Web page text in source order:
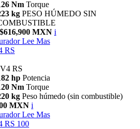
Nm Torque
kg PESO HÚMEDO SIN
MXN i
Lee Mas
RS
RS
hp Potencia
Nm Torque
kg Peso húmedo (sin combustible)
MXN i
Lee Mas
RS 100